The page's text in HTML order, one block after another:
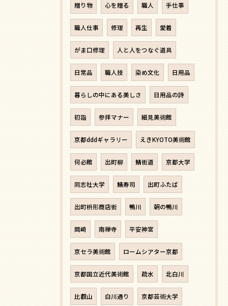
贈り物 心を贈る 職人 手仕事
職人仕事 修理 再生 愛着
がま口修理 人と人をつなぐ道具
日常品 職人技 染め文化 日用品
暮らしの中にある美しさ 日用品の詩
初詣 参拝マナー 細見美術館
京都dddギャラリー えきKYOTO美術館
何必館 出町柳 鯖街道 京都大学
同志社大学 鯖寿司 出町ふたば
出町枡形商店街 鴨川 朝の鴨川
岡崎 南禅寺 平安神宮
京セラ美術館 ロームシアター京都
京都国立近代美術館 疏水 北白川
比叡山 白川通り 京都芸術大学